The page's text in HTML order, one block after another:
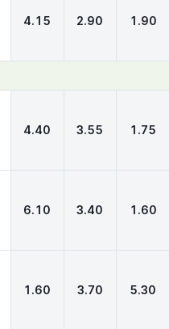
4.15 2.90 1.90
4.40 3.55 1.75
6.10 3.40 1.60
1.60 3.70 5.30